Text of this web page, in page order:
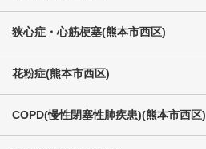
狭心症・心筋梗塞(熊本市西区)
花粉症(熊本市西区)
COPD(慢性閉塞性肺疾患)(熊本市西区)